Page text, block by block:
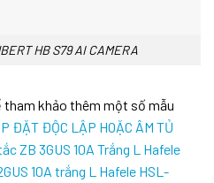
HB S79 AI CAMERA
tham khảo thêm một số mẫu
ĐẶT ĐỘC LẬP HOẶC ÂM TỦ
ZB 3GUS 10A Trắng L Hafele
10A trắng L Hafele HSL-